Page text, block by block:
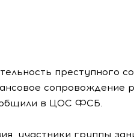
преступного
сопровождение
в ЦОС ФСБ.
участники группы